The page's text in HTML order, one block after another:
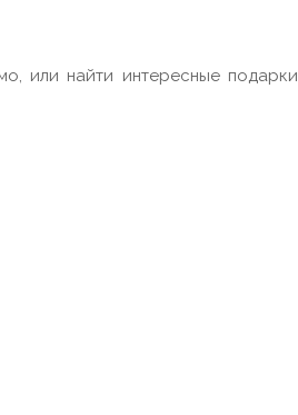
или найти интересные подарки